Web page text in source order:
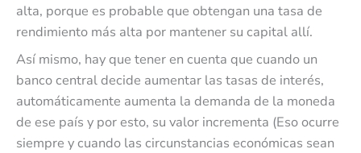
alta, porque es probable que obtengan una tasa de
rendimiento más alta por mantener su capital allí.
Así mismo, hay que tener en cuenta que cuando un
banco central decide aumentar las tasas de interés,
automáticamente aumenta la demanda de la moneda
de ese país y por esto, su valor incrementa (Eso ocurre
siempre y cuando las circunstancias económicas sean